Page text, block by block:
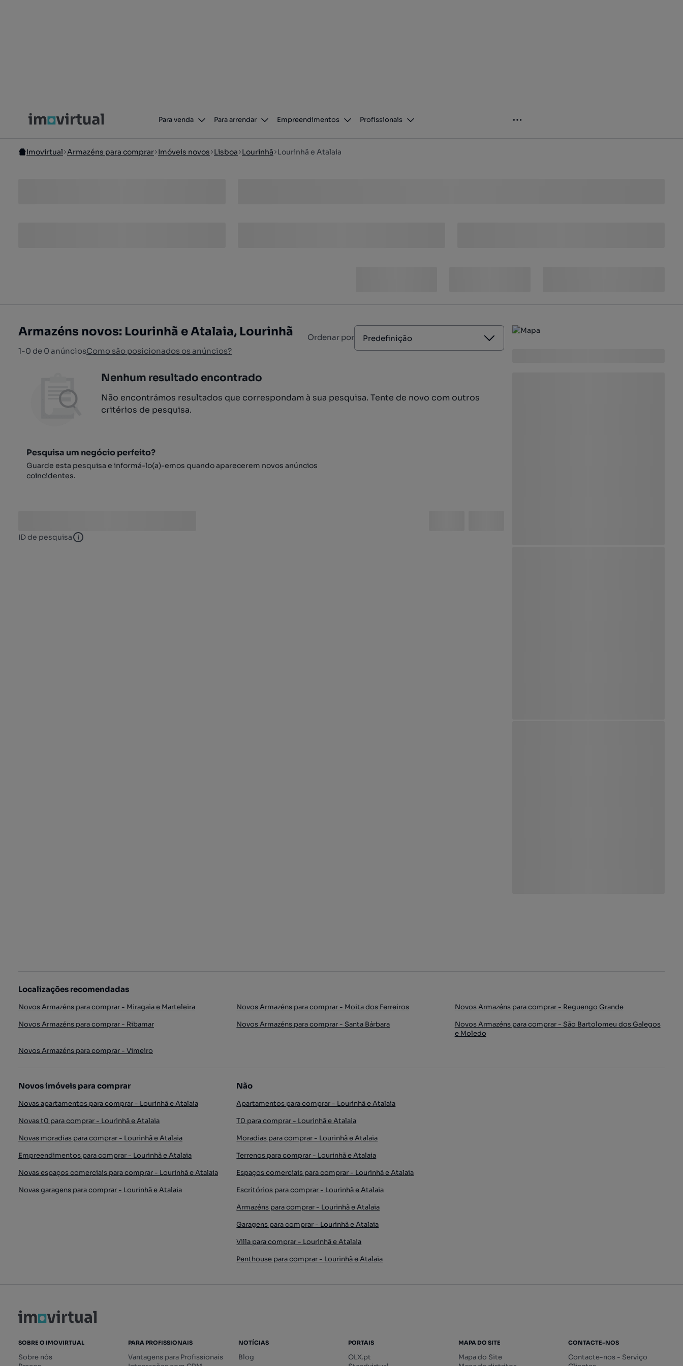
Para venda Para arrendar Empreendimentos Profissionais
Imovirtual Armazéns para comprar Imóveis novos Lisboa Lourinhã Lourinhã e Atalaia
Armazéns novos: Lourinhã e Atalaia, Lourinhã
1-0 de 0 anúnciosComo são posicionados os anúncios?
Ordenar por Predefinição
Nenhum resultado encontrado
Não encontrámos resultados que correspondam à sua pesquisa. Tente de novo com outros
critérios de pesquisa.
Pesquisa um negócio perfeito?
Guarde esta pesquisa e informá-lo(a)-emos quando aparecerem novos anúncios
coincidentes.
ID de pesquisa ID de pesquisa
Localizações recomendadas
Novos Armazéns para comprar - Miragaia e Marteleira Novos Armazéns para comprar - Moita dos Ferreiros
Novos Armazéns para comprar - Reguengo Grande
Novos Armazéns para comprar - Ribamar
Novos Armazéns para comprar - Santa Bárbara
Novos Armazéns para comprar - São Bartolomeu dos Galegos
e Moledo
Novos Armazéns para comprar - Vimeiro
Novos imóveis para comprar
Novas apartamentos para comprar - Lourinhã e Atalaia
Novas t0 para comprar - Lourinhã e Atalaia
Novas moradias para comprar - Lourinhã e Atalaia
Empreendimentos para comprar - Lourinhã e Atalaia
Novas espaços comerciais para comprar - Lourinhã e Atalaia
Novas garagens para comprar - Lourinhã e Atalaia
Não
Apartamentos para comprar - Lourinhã e Atalaia
T0 para comprar - Lourinhã e Atalaia
Moradias para comprar - Lourinhã e Atalaia
Terrenos para comprar - Lourinhã e Atalaia
Espaços comerciais para comprar - Lourinhã e Atalaia
Escritórios para comprar - Lourinhã e Atalaia
Armazéns para comprar - Lourinhã e Atalaia
Garagens para comprar - Lourinhã e Atalaia
Villa para comprar - Lourinhã e Atalaia
Penthouse para comprar - Lourinhã e Atalaia
SOBRE O IMOVIRTUAL
Sobre nós
PARA PROFISSIONAIS
Vantagens para Profissionais
NOTÍCIAS
Blog
PORTAIS
OLX.pt
MAPA DO SITE
Mapa do Site
CONTACTE-NOS
Contacte-nos - Serviço